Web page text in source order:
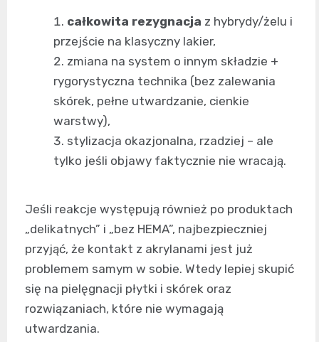
całkowita rezygnacja z hybrydy/żelu i
przejście na klasyczny lakier,
zmiana na system o innym składzie +
rygorystyczna technika (bez zalewania
skórek, pełne utwardzanie, cienkie
warstwy),
stylizacja okazjonalna, rzadziej – ale
tylko jeśli objawy faktycznie nie wracają.
Jeśli reakcje występują również po produktach
„delikatnych” i „bez HEMA”, najbezpieczniej
przyjąć, że kontakt z akrylanami jest już
problemem samym w sobie. Wtedy lepiej skupić
się na pielęgnacji płytki i skórek oraz
rozwiązaniach, które nie wymagają
utwardzania.